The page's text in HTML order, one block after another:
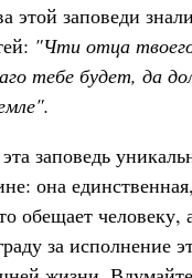
этой заповеди
"Чти отца
тебе будет, да
заповедь
она
обещает человеку,
за исполнение